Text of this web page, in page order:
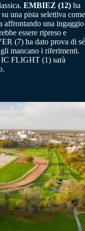
EMBIEZ (12) ha
una pista selettiva come
una ingaggio
essere ripreso e
(7) ha dato prova di sé
gli mancano i riferimenti.
FLIGHT (1) sarà